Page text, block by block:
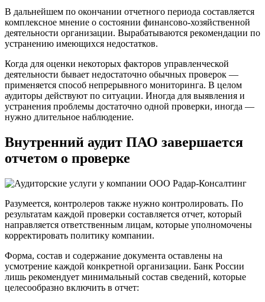
В дальнейшем по окончании отчетного периода составляется
комплексное мнение о состоянии финансово-хозяйственной
деятельности организации. Вырабатываются рекомендации по
устранению имеющихся недостатков.
Когда для оценки некоторых факторов управленческой
деятельности бывает недостаточно обычных проверок —
применяется способ непрерывного мониторинга. В целом
аудиторы действуют по ситуации. Иногда для выявления и
устранения проблемы достаточно одной проверки, иногда —
нужно длительное наблюдение.
Внутренний аудит ПАО завершается
отчетом о проверке
Разумеется, контролеров также нужно контролировать. По
результатам каждой проверки составляется отчет, который
направляется ответственным лицам, которые уполномочены
корректировать политику компании.
Форма, состав и содержание документа оставлены на
усмотрение каждой конкретной организации. Банк России
лишь рекомендует минимальный состав сведений, которые
целесообразно включить в отчет: